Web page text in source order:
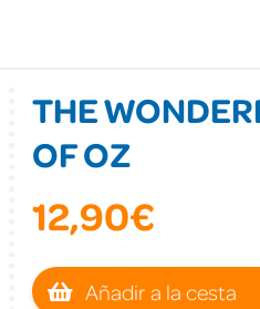
THE
OF OZ
12,90€
Añadir a la cesta